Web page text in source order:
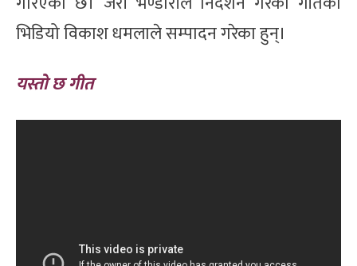
भिडियो विकाश धमलाले सम्पादन गरेका हुन्।
यस्तो छ गीत